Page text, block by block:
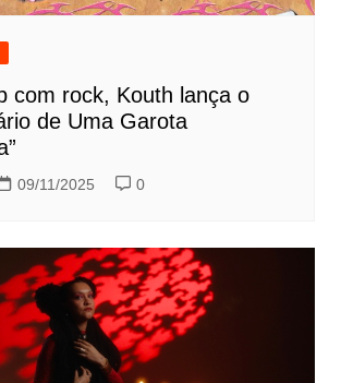
com rock, Kouth lança o
de Uma Garota
09/11/2025 0